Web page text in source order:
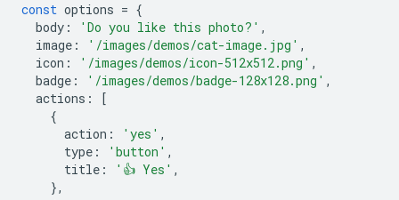
const options = {
body : 'Do you like this photo?' ,
image : '/images/demos/cat-image.jpg' ,
icon : '/images/demos/icon-512x512.png' ,
badge : '/images/demos/badge-128x128.png' ,
actions :
[
{
action : 'yes' ,
type : 'button' ,
title : '👍 Yes' ,
},